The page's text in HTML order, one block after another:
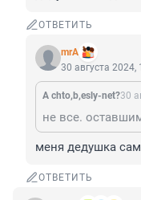
ОТВЕТИТЬ
mrA
30 августа 2024,
A chto,b,esly-net?30
меня дедушка
ОТВЕТИТЬ